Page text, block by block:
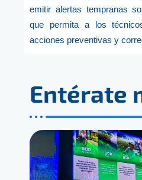
emitir alertas tempranas
que permita a los
acciones preventivas y
Entérate